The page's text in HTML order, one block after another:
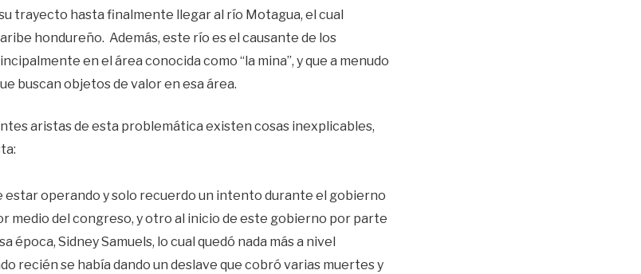
trayecto hasta finalmente llegar al río Motagua, el cual
hondureño. Además, este río es el causante de los
en el área conocida como “la mina”, y que a menudo
buscan objetos de valor en esa área.
aristas de esta problemática existen cosas inexplicables,
estar operando y solo recuerdo un intento durante el gobierno
medio del congreso, y otro al inicio de este gobierno por parte
época, Sidney Samuels, lo cual quedó nada más a nivel
recién se había dando un deslave que cobró varias muertes y